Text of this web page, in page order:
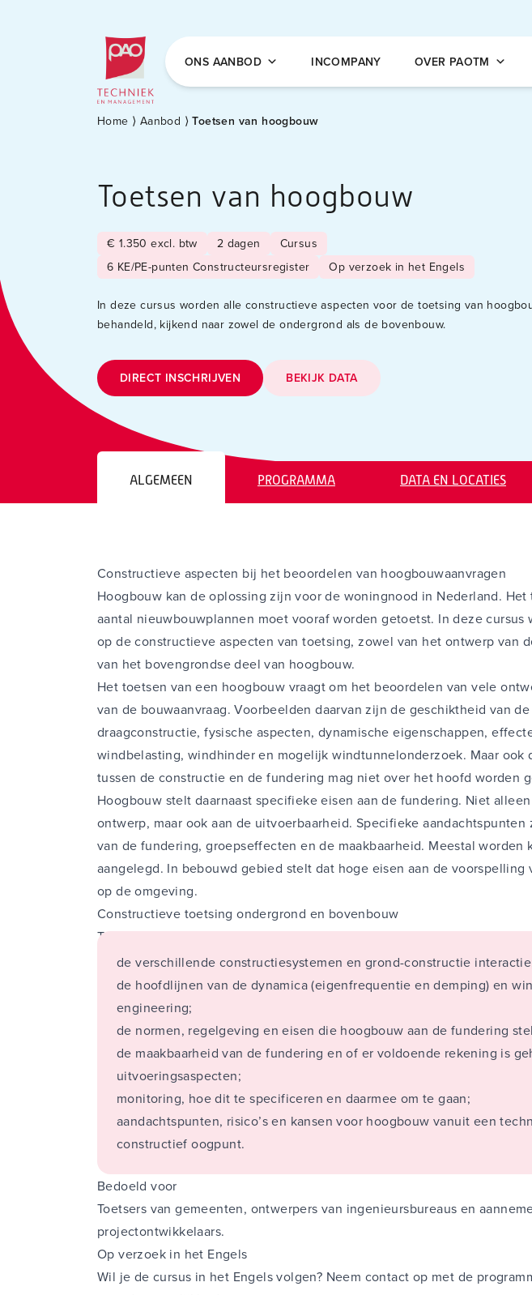
Postacademische cursussen, leergangen en opleidingen
ONS AANBOD INCOMPANY OVER PAOTM
Home ⟩ Aanbod ⟩Toetsen van hoogbouw
Toetsen van hoogbouw
€ 1.350 excl. btw 2 dagen
Cursus
6 KE/PE-punten Constructeursregister
Op verzoek in het Engels
In deze cursus worden alle constructieve aspecten voor de toetsing van
behandeld, kijkend naar zowel de ondergrond als de bovenbouw.
DIRECT INSCHRIJVEN BEKIJK DATA
ALGEMEEN PROGRAMMA DATA EN LOCATIES
Constructieve aspecten bij het beoordelen van hoogbouwaanvragen
Hoogbouw kan de oplossing zijn voor de woningnood in Nederland. Het
aantal nieuwbouwplannen moet vooraf worden getoetst. In deze cursus
op de constructieve aspecten van toetsing, zowel van het ontwerp van
van het bovengrondse deel van hoogbouw.
Het toetsen van een hoogbouw vraagt om het beoordelen van vele
van de bouwaanvraag. Voorbeelden daarvan zijn de geschiktheid van de
draagconstructie, fysische aspecten, dynamische eigenschappen,
windbelasting, windhinder en mogelijk windtunnelonderzoek. Maar ook
tussen de constructie en de fundering mag niet over het hoofd worden
Hoogbouw stelt daarnaast specifieke eisen aan de fundering. Niet
ontwerp, maar ook aan de uitvoerbaarheid. Specifieke
van de fundering, groepseffecten en de maakbaarheid. Meestal worden
aangelegd. In bebouwd gebied stelt dat hoge eisen aan de voorspelling
op de omgeving.
Constructieve toetsing ondergrond en bovenbouw
Tijdens de cursus leer je meer over:
de verschillende constructiesystemen en grond-constructie
de hoofdlijnen van de dynamica (eigenfrequentie en demping) en
engineering;
de normen, regelgeving en eisen die hoogbouw aan de fundering
de maakbaarheid van de fundering en of er voldoende rekening is
uitvoeringsaspecten;
monitoring, hoe dit te specificeren en daarmee om te gaan;
aandachtspunten, risico’s en kansen voor hoogbouw vanuit een
constructief oogpunt.
Bedoeld voor
Toetsers van gemeenten, ontwerpers van ingenieursbureaus en
projectontwikkelaars.
Op verzoek in het Engels
Wil je de cursus in het Engels volgen? Neem contact op met de
Constructief ontwerpen
ir. Gabriël Steenbergen
Mos Grondmechanica BV
“Het tijdig onderkennen en
beheersen van risico’s is, zeker als
doorslaggevend belang voor het
uiteraard in de ontwerpfase maar ook
tijdens de realisatie en na oplevering
opgedane praktijkervaring en
achtergronden omtrent de
modelleren van processen die hierbij
“Om